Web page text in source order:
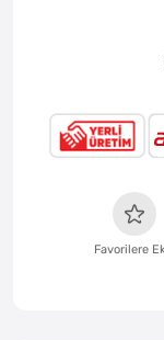
Favorilere